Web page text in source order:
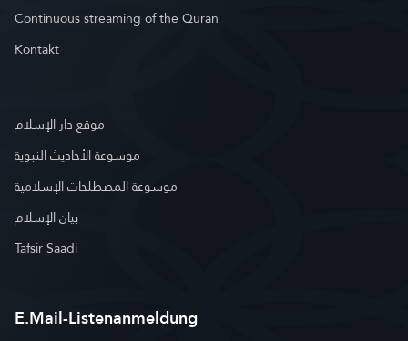
Continuous streaming of the Quran
Kontakt
موقع دار الإسلام
موسوعة الأحاديث النبوية
موسوعة المصطلحات الإسلامية
بيان الإسلام
Tafsir Saadi
E.Mail-Listenanmeldung